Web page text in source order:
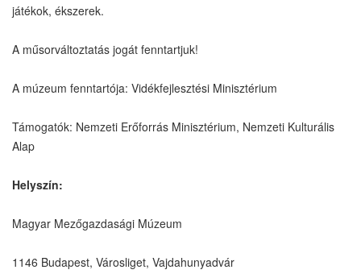
játékok, ékszerek.
A műsorváltoztatás jogát fenntartjuk!
A múzeum fenntartója: Vidékfejlesztési Minisztérium
Támogatók: Nemzeti Erőforrás Minisztérium, Nemzeti Kulturális
Alap
Helyszín:
Magyar Mezőgazdasági Múzeum
1146 Budapest, Városliget, Vajdahunyadvár